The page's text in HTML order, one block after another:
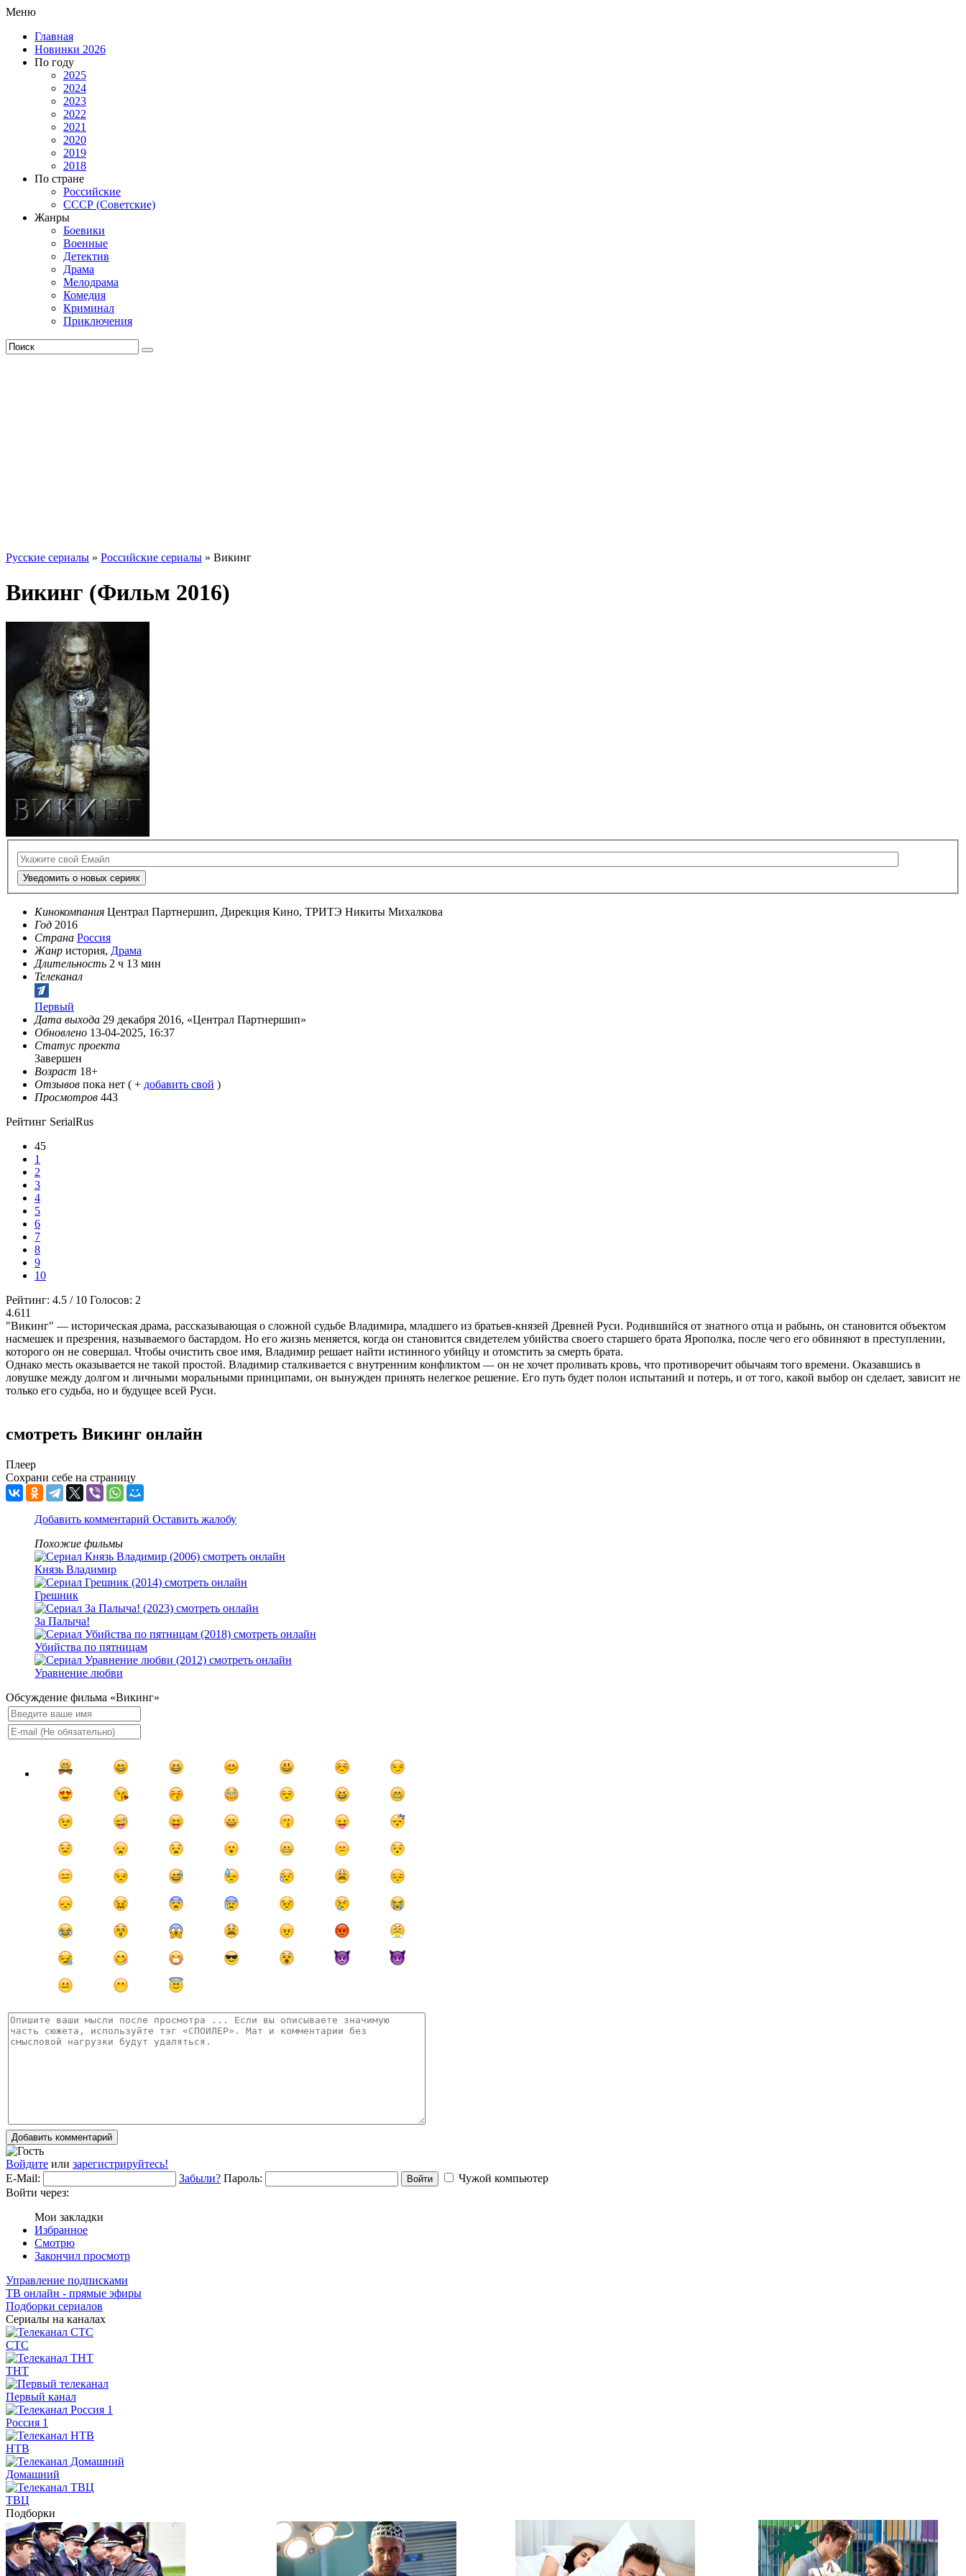
Меню
Главная
Новинки 2026
По году
2025
2024
2023
2022
2021
2020
2019
2018
По стране
Российские
СССР (Советские)
Жанры
Боевики
Военные
Детектив
Драма
Мелодрама
Комедия
Криминал
Приключения
Русские сериалы » Российские сериалы » Викинг
Викинг (Фильм 2016)
Уведомить о новых сериях
Кинокомпания Централ Партнершип, Дирекция Кино, ТРИТЭ Никиты Михалкова
Год 2016
Страна Россия
Жанр история, Драма
Длительность 2 ч 13 мин
Телеканал
Первый
Дата выхода 29 декабря 2016, «Централ Партнершип»
Обновлено 13-04-2025, 16:37
Статус проекта
Завершен
Возраст 18+
Отзывов пока нет ( + добавить свой )
Просмотров 443
Рейтинг SerialRus
45
1
2
3
4
5
6
7
8
9
10
Рейтинг: 4.5 / 10 Голосов: 2
4.611
"Викинг" — историческая драма, рассказывающая о сложной судьбе Владимира, младшего из братьев-князей Древней Руси. Родившийся от знатного отца и рабынь, он становится объектом
насмешек и презрения, называемого бастардом. Но его жизнь меняется, когда он становится свидетелем убийства своего старшего брата Ярополка, после чего его обвиняют в преступлении,
которого он не совершал. Чтобы очистить свое имя, Владимир решает найти истинного убийцу и отомстить за смерть брата.
Однако месть оказывается не такой простой. Владимир сталкивается с внутренним конфликтом — он не хочет проливать кровь, что противоречит обычаям того времени. Оказавшись в
ловушке между долгом и личными моральными принципами, он вынужден принять нелегкое решение. Его путь будет полон испытаний и потерь, и от того, какой выбор он сделает, зависит не
только его судьба, но и будущее всей Руси.
смотреть Викинг онлайн
Плеер
Сохрани себе на страницу
Добавить комментарий Оставить жалобу
Похожие фильмы
Князь Владимир
Грешник
За Палыча!
Убийства по пятницам
Уравнение любви
Обсуждение фильма «Викинг»
Добавить комментарий
Войдите или зарегистрируйтесь!
E-Mail:
Забыли? Пароль: Войти
Чужой компьютер
Войти через:
Мои закладки
Избранное
Смотрю
Закончил просмотр
Управление подписками
ТВ онлайн - прямые эфиры
Подборки сериалов
Сериалы на каналах
СТС
ТНТ
Первый канал
Россия 1
НТВ
Домашний
ТВЦ
Подборки